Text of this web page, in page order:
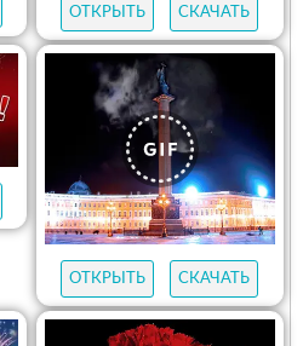
ОТКРЫТЬ СКАЧАТЬ
ОТКРЫТЬ СКАЧАТЬ